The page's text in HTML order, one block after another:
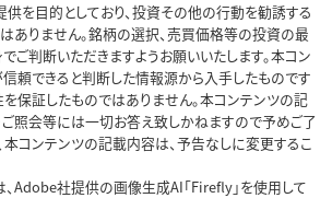
を目的としており、投資その他の行動を勧誘する
ありません。銘柄の選択、売買価格等の投資の最
ご判断いただきますようお願いいたします。本コン
頼できると判断した情報源から入手したものです
保証したものではありません。本コンテンツの記
照会等には一切お答え致しかねますので予めご了
本コンテンツの記載内容は、予告なしに変更するこ
Adobe社提供の画像生成AI「Firefly」を使用して